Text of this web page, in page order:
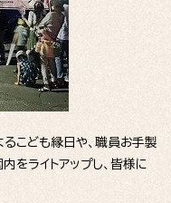
こども縁日や、職員お手製
をライトアップし、皆様に